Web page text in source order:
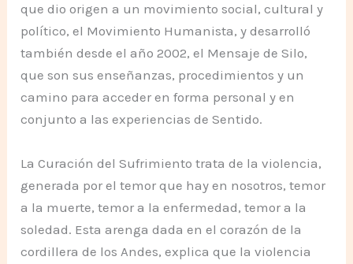
que dio origen a un movimiento social, cultural y
político, el Movimiento Humanista, y desarrolló
también desde el año 2002, el Mensaje de Silo,
que son sus enseñanzas, procedimientos y un
camino para acceder en forma personal y en
conjunto a las experiencias de Sentido.
La Curación del Sufrimiento trata de la violencia,
generada por el temor que hay en nosotros, temor
a la muerte, temor a la enfermedad, temor a la
soledad. Esta arenga dada en el corazón de la
cordillera de los Andes, explica que la violencia